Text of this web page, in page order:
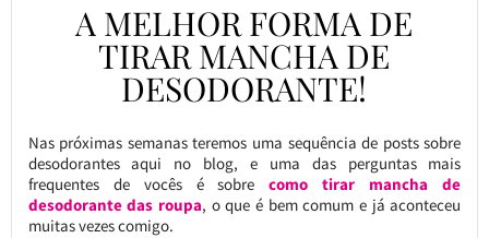
A MELHOR FORMA DE
TIRAR MANCHA DE
DESODORANTE!
Nas próximas semanas teremos uma sequência de posts sobre
desodorantes aqui no blog, e uma das perguntas mais
frequentes de vocês é sobrecomo tirar mancha de
desodorante das roupa, o que é bem comum e já aconteceu
muitas vezes comigo.